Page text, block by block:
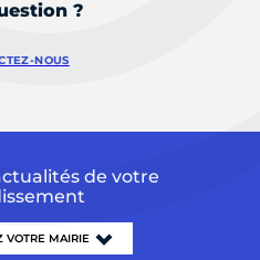
?
NOUS
de votre